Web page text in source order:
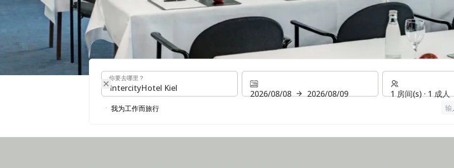
会议& 活动
你要去哪里？
你要去哪里？
2026/08/08 2026/08/09 1 房间(s) ⋅ 1 成人
我为工作而旅行 输